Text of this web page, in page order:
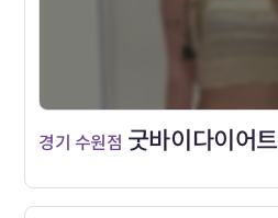
경기 수원점 굿바이다이어